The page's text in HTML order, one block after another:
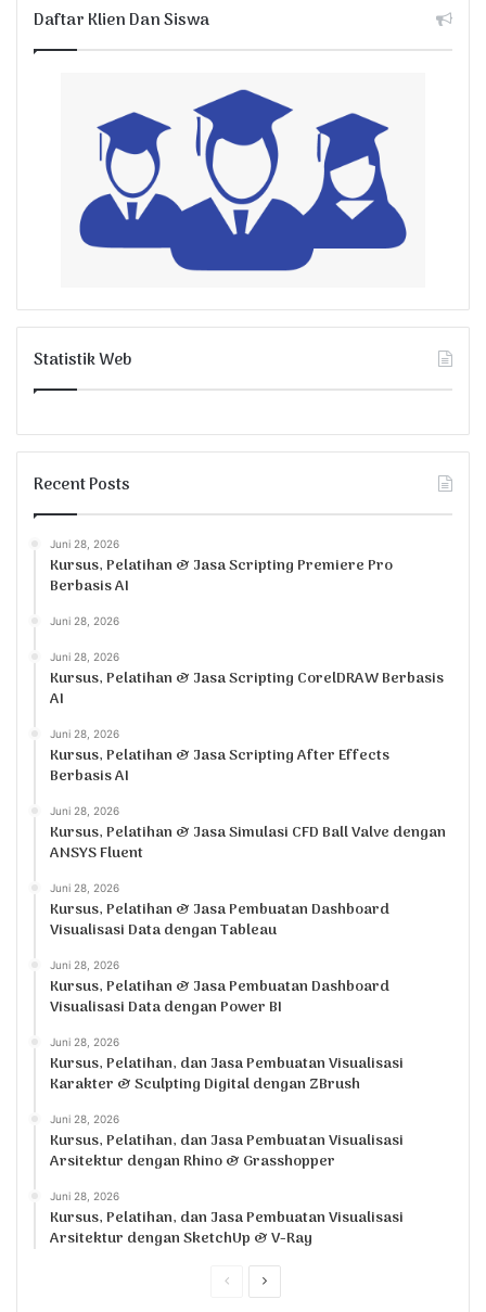
Daftar Klien Dan Siswa
Statistik Web
Recent Posts
Juni 28, 2026
Kursus, Pelatihan & Jasa Scripting Premiere Pro
Berbasis AI
Juni 28, 2026
Juni 28, 2026
Kursus, Pelatihan & Jasa Scripting CorelDRAW Berbasis
AI
Juni 28, 2026
Kursus, Pelatihan & Jasa Scripting After Effects
Berbasis AI
Juni 28, 2026
Kursus, Pelatihan & Jasa Simulasi CFD Ball Valve dengan
ANSYS Fluent
Juni 28, 2026
Kursus, Pelatihan & Jasa Pembuatan Dashboard
Visualisasi Data dengan Tableau
Juni 28, 2026
Kursus, Pelatihan & Jasa Pembuatan Dashboard
Visualisasi Data dengan Power BI
Juni 28, 2026
Kursus, Pelatihan, dan Jasa Pembuatan Visualisasi
Karakter & Sculpting Digital dengan ZBrush
Juni 28, 2026
Kursus, Pelatihan, dan Jasa Pembuatan Visualisasi
Arsitektur dengan Rhino & Grasshopper
Juni 28, 2026
Kursus, Pelatihan, dan Jasa Pembuatan Visualisasi
Arsitektur dengan SketchUp & V-Ray
Previous